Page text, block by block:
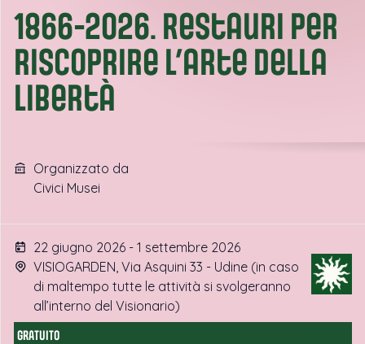
1866-2026. Restauri per
riscoprire l’arte della
libertà
Organizzato da
Civici Musei
22 giugno 2026 - 1 settembre 2026
VISIOGARDEN, Via Asquini 33 - Udine (in caso
di maltempo tutte le attività si svolgeranno
all’interno del Visionario)
GRATUITO